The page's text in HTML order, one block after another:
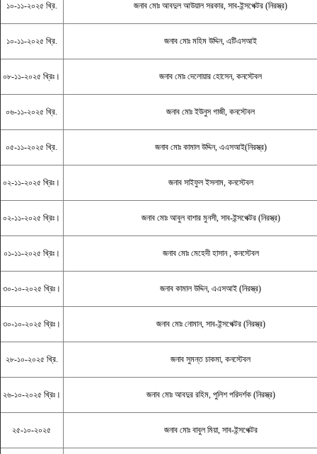
১০-১১-২০২৫ খ্রি. জনাব মোঃ আবদুল আউয়াল সরকার, সাব-ইন্সপেক্টর (নিরস্ত্র)
১০-১১-২০২৫ খ্রি. জনাব মোঃ মহিম উদ্দিন, এটিএসআই
০৮-১১-২০২৫ খ্রিঃ। জনাব মোঃ দেলোয়ার হোসেন, কনস্টেবল
০৬-১১-২০২৫ খ্রি. জনাব মোঃ ইউনুস গাজী, কনস্টেবল
০৫-১১-২০২৫ খ্রি. জনাব মোঃ কামাল উদ্দিন, এএসআই(নিরস্ত্র)
০২-১১-২০২৫ খ্রিঃ। জনাব সাইফুল ইসলাম, কনস্টেবল
০২-১১-২০২৫ খ্রিঃ। জনাব মোঃ আবুল বাশার মুনসী, সাব-ইন্সপেক্টর (নিরস্ত্র)
০১-১১-২০২৫ খ্রিঃ। জনাব মোঃ মেহেদী হাসান , কনস্টেবল
৩০-১০-২০২৫ খ্রিঃ। জনাব কামাল উদ্দিন, এএসআই (নিরস্ত্র)
৩০-১০-২০২৫ খ্রিঃ। জনাব মোঃ নোমান, সাব-ইন্সপেক্টর (নিরস্ত্র)
২৮-১০-২০২৫ খ্রি. জনাব সুমন্ত চাকমা, কনস্টেবল
২৬-১০-২০২৫ খ্রিঃ। জনাব মোঃ আবদুর রহিম, পুলিশ পরিদর্শক (নিরস্ত্র)
২৫-১০-২০২৫ জনাব মোঃ বাবুল মিয়া, সাব-ইন্সপেক্টর